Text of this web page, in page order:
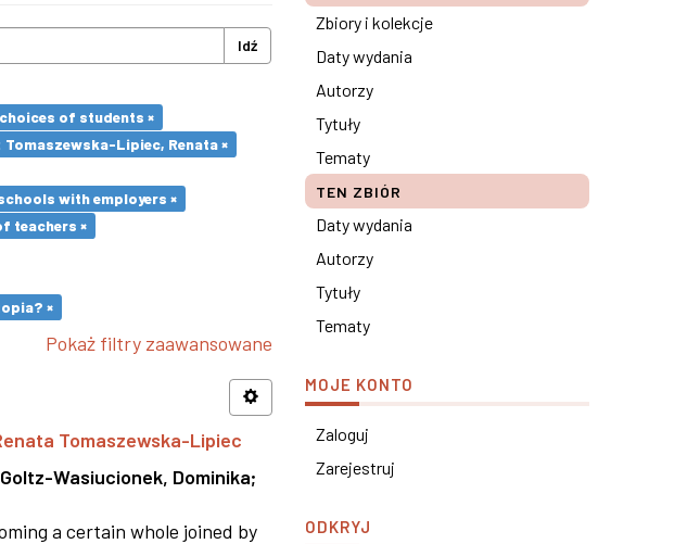
Idź
of students ×
Lipiec, Renata ×
with employers ×
teachers ×
×
Pokaż filtry zaawansowane
Tomaszewska-Lipiec
Goltz-Wasiucionek, Dominika;
a certain whole joined by
Zbiory i kolekcje
Daty wydania
Autorzy
Tytuły
Tematy
TEN ZBIÓR
Daty wydania
Autorzy
Tytuły
Tematy
MOJE KONTO
Zaloguj
Zarejestruj
ODKRYJ